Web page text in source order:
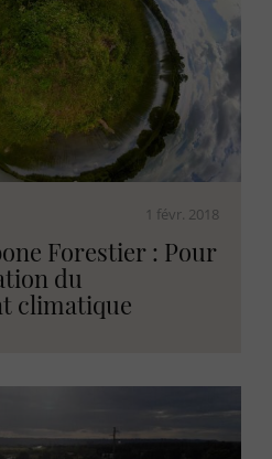
1 févr. 2018
Forestier : Pour
du
climatique